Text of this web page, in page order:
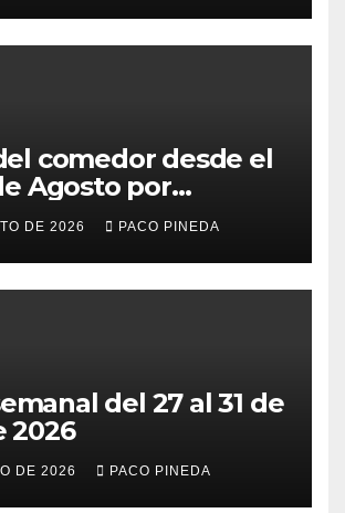
comedor desde el
Agosto por
DE 2026 PACO PINEDA
del 27 al 31 de
2026
DE 2026 PACO PINEDA